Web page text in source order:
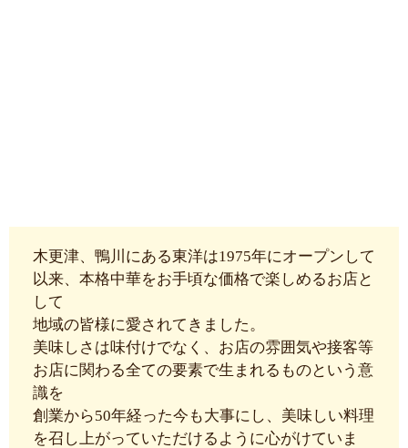
木更津、鴨川にある東洋は1975年にオープンして
以来、本格中華をお手頃な価格で楽しめるお店と
して
地域の皆様に愛されてきました。
美味しさは味付けでなく、お店の雰囲気や接客等
お店に関わる全ての要素で生まれるものという意
識を
創業から50年経った今も大事にし、美味しい料理
を召し上がっていただけるように心がけていま